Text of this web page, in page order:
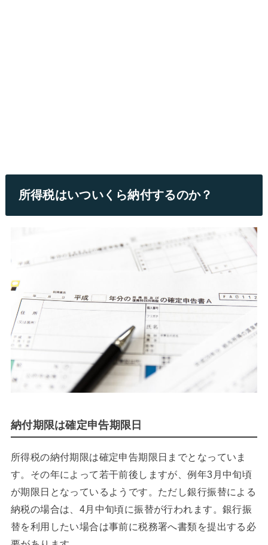
所得税はいついくら納付するのか？
納付期限は確定申告期限日
所得税の納付期限は確定申告期限日までとなっていま
す。その年によって若干前後しますが、例年3月中旬頃
が期限日となっているようです。ただし銀行振替による
納税の場合は、4月中旬頃に振替が行われます。銀行振
替を利用したい場合は事前に税務署へ書類を提出する必